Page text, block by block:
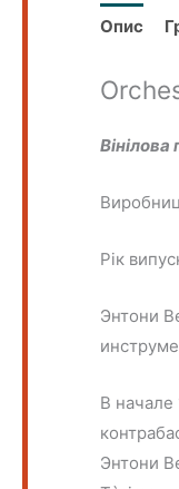
Опис
Рік
Энтони
В начале
Энтони